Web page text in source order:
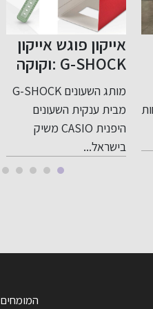
אייקון פוגש אייקון
G-SHOCK :וקוקה
קולה בשיתוף
פעולה במהדורה
סופר מוגבלת
מותג השעונים G-SHOCK
מבית ענקית השעונים
היפנית CASIO משיק
בישראל...
המומחים